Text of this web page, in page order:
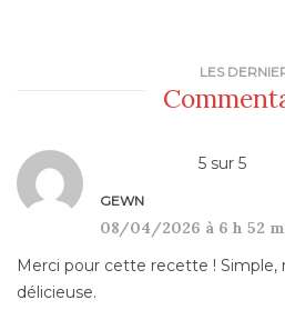
LES
5 sur 5
GEWN
08/04/2026 à 6 h 52
Merci pour cette recette ! Simple,
délicieuse.